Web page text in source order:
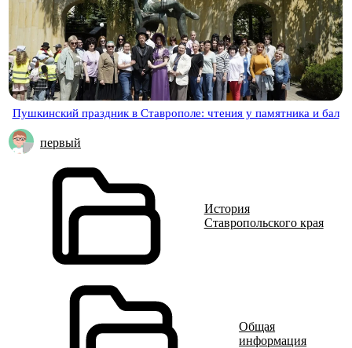
Пушкинский праздник в Ставрополе: чтения у памятника и бал
первый
История
Ставропольского края
Общая
информация